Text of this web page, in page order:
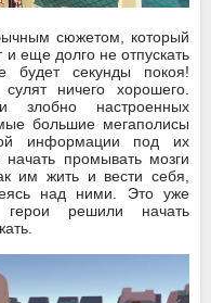
сюжетом, который
и еще долго не отпускать
будет секунды покоя!
ничего хорошего.
злобно настроенных
большие мегаполисы
информации под их
промывать мозги
им жить и вести себя,
над ними. Это уже
решили начать